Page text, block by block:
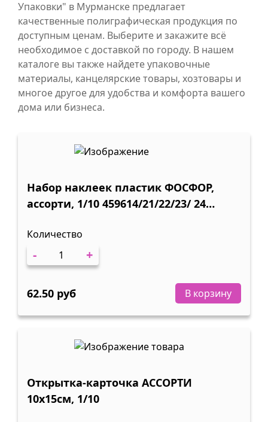
Упаковки" в Мурманске предлагает
качественные полиграфическая продукция по
доступным ценам. Выберите и закажите всё
необходимое с доставкой по городу. В нашем
каталоге вы также найдете упаковочные
материалы, канцелярские товары, хозтовары и
многое другое для удобства и комфорта вашего
дома или бизнеса.
Набор наклеек пластик ФОСФОР,
ассорти, 1/10 459614/21/22/23/ 24
Количество
- +
62.50 руб В корзину
Открытка-карточка АССОРТИ
10х15см, 1/10